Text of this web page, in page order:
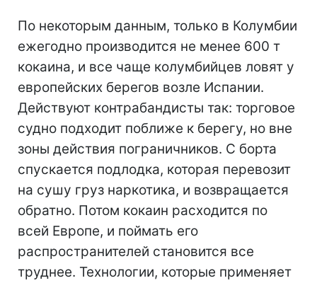
По некоторым данным, только в Колумбии
ежегодно производится не менее 600 т
кокаина, и все чаще колумбийцев ловят у
европейских берегов возле Испании.
Действуют контрабандисты так: торговое
судно подходит поближе к берегу, но вне
зоны действия пограничников. С борта
спускается подлодка, которая перевозит
на сушу груз наркотика, и возвращается
обратно. Потом кокаин расходится по
всей Европе, и поймать его
распространителей становится все
труднее. Технологии, которые применяет